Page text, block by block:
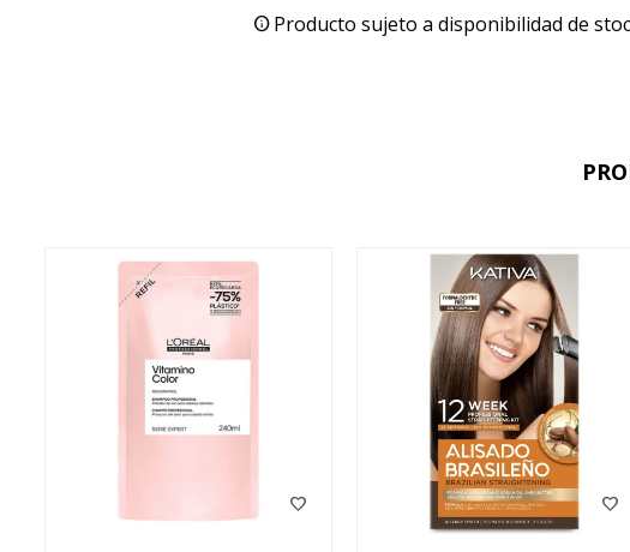
Producto sujeto a disponibilidad de